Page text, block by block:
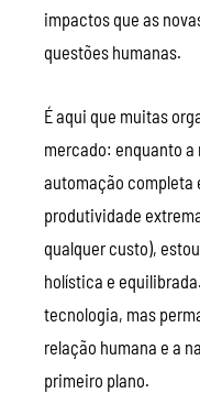
impactos que as
questões humanas.
É aqui que muitas
mercado: enquanto
automação completa
produtividade
qualquer custo),
holística e
tecnologia, mas
relação humana e a
primeiro plano.